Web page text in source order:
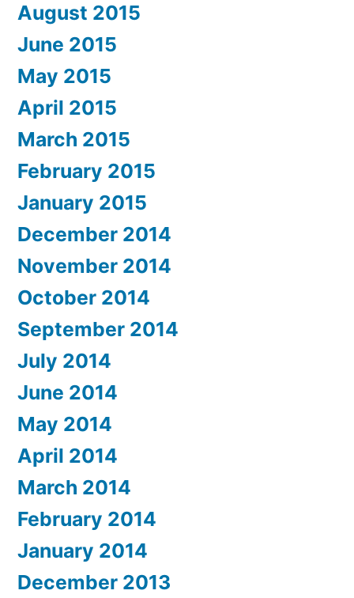
August 2015
June 2015
May 2015
April 2015
March 2015
February 2015
January 2015
December 2014
November 2014
October 2014
September 2014
July 2014
June 2014
May 2014
April 2014
March 2014
February 2014
January 2014
December 2013